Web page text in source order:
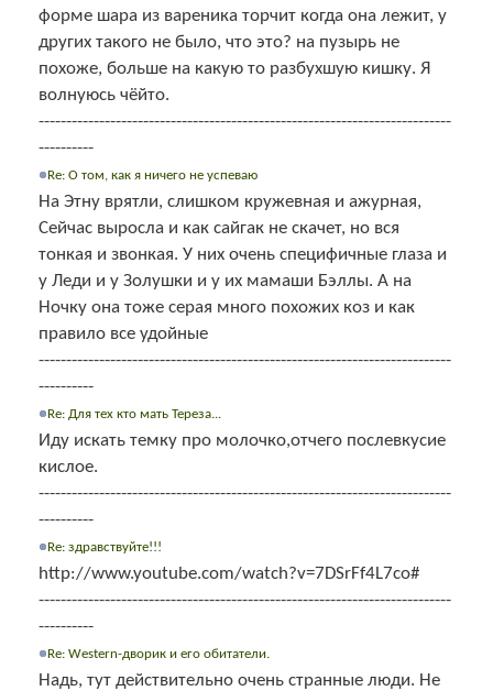
форме шара из вареника торчит когда она лежит, у
других такого не было, что это? на пузырь не
похоже, больше на какую то разбухшую кишку. Я
волнуюсь чёйто.
---------------------------------------------------------------------------
----------
Re: О том, как я ничего не успеваю
На Этну врятли, слишком кружевная и ажурная,
Сейчас выросла и как сайгак не скачет, но вся
тонкая и звонкая. У них очень специфичные глаза и
у Леди и у Золушки и у их мамаши Бэллы. А на
Ночку она тоже серая много похожих коз и как
правило все удойные
---------------------------------------------------------------------------
----------
Re: Для тех кто мать Тереза...
Иду искать темку про молочко,отчего послевкусие
кислое.
---------------------------------------------------------------------------
----------
Re: здравствуйте!!!
http://www.youtube.com/watch?v=7DSrFf4L7co#
---------------------------------------------------------------------------
----------
Re: Western-дворик и его обитатели.
Надь, тут действительно очень странные люди. Не